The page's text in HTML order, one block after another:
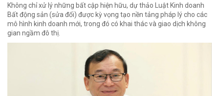
Không chỉ xử lý những bất cập hiện hữu, dự thảo Luật Kinh doanh
Bất động sản (sửa đổi) được kỳ vọng tạo nền tảng pháp lý cho các
mô hình kinh doanh mới, trong đó có khai thác và giao dịch không
gian ngầm đô thị.